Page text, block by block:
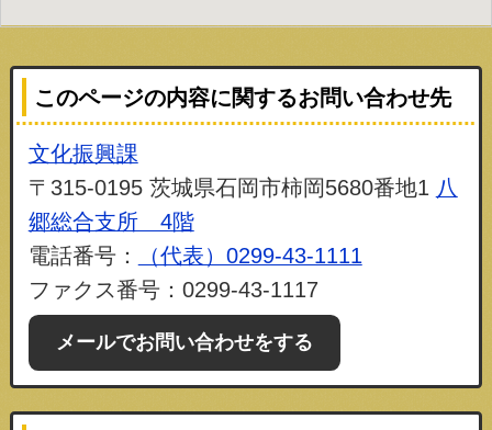
このページの内容に関するお問い合わせ先
文化振興課
〒315-0195 茨城県石岡市柿岡5680番地1 八
郷総合支所 4階
電話番号：
（代表）0299-43-1111
ファクス番号：0299-43-1117
メールでお問い合わせをする